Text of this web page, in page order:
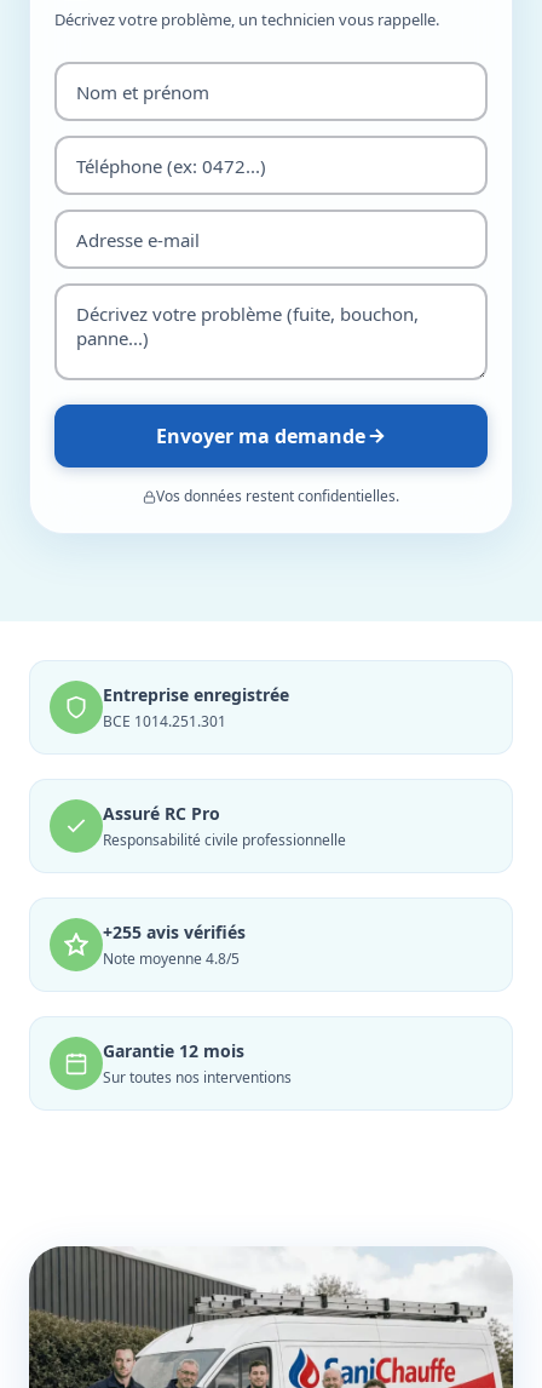
Décrivez votre problème, un technicien vous rappelle.
Envoyer ma demande
Vos données restent confidentielles.
Entreprise enregistrée
BCE 1014.251.301
Assuré RC Pro
Responsabilité civile professionnelle
+255 avis vérifiés
Note moyenne 4.8/5
Garantie 12 mois
Sur toutes nos interventions